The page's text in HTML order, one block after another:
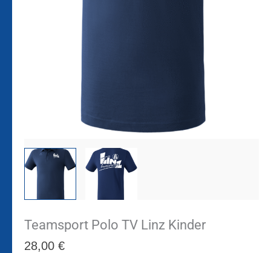
Teamsport Polo TV Linz Kinder
28,00 €